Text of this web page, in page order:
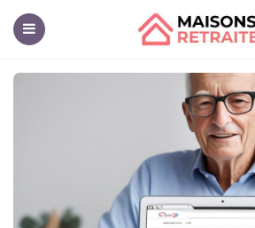
Maisons
Retraite